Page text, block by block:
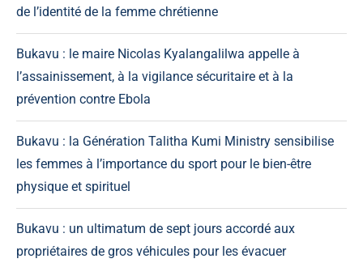
de l’identité de la femme chrétienne
Bukavu : le maire Nicolas Kyalangalilwa appelle à
l’assainissement, à la vigilance sécuritaire et à la
prévention contre Ebola
Bukavu : la Génération Talitha Kumi Ministry sensibilise
les femmes à l’importance du sport pour le bien-être
physique et spirituel
Bukavu : un ultimatum de sept jours accordé aux
propriétaires de gros véhicules pour les évacuer